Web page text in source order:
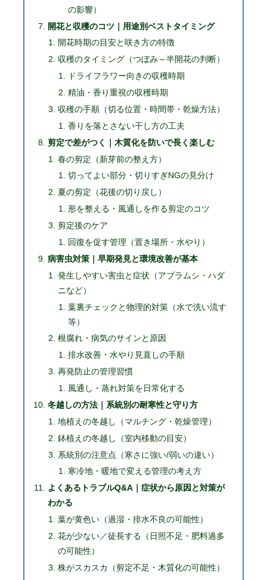
の影響）
開花と収穫のコツ｜用途別ベストタイミング
開花時期の目安と咲き方の特徴
収穫のタイミング（つぼみ～半開花の判断）
ドライフラワー向きの収穫時期
精油・香り重視の収穫時期
収穫の手順（切る位置・時間帯・乾燥方法）
香りを落とさない干し方の工夫
剪定で差がつく｜木質化を防いで長く楽しむ
春の剪定（新芽前の整え方）
切ってよい部分・切りすぎNGの見分け
夏の剪定（花後の切り戻し）
形を整える・風通しを作る剪定のコツ
剪定後のケア
回復を促す管理（置き場所・水やり）
病害虫対策｜早期発見と環境改善が基本
発生しやすい害虫と症状（アブラムシ・ハダ
ニなど）
葉裏チェックと物理的対策（水で洗い流す
等）
根腐れ・病気のサインと原因
排水改善・水やり見直しの手順
再発防止の管理習慣
風通し・蒸れ対策を日常化する
冬越しの方法｜系統別の耐寒性と守り方
地植えの冬越し（マルチング・乾燥管理）
鉢植えの冬越し（室内移動の目安）
系統別の注意点（寒さに強い/弱いの違い）
寒冷地・暖地で変える管理の考え方
よくあるトラブルQ&A｜症状から原因と対策が
わかる
葉が黄色い（過湿・排水不良の可能性）
花が少ない／徒長する（日照不足・肥料過多
の可能性）
株がスカスカ（剪定不足・木質化の可能性）